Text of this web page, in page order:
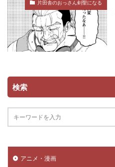
片田舎のおっさん剣聖になる
検索
アニメ・漫画